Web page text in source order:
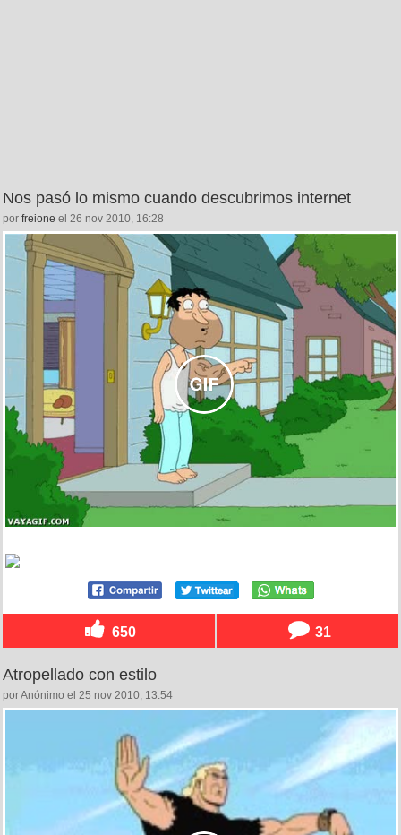
Nos pasó lo mismo cuando descubrimos internet
por freione el 26 nov 2010, 16:28
650 31
Atropellado con estilo
por Anónimo el 25 nov 2010, 13:54